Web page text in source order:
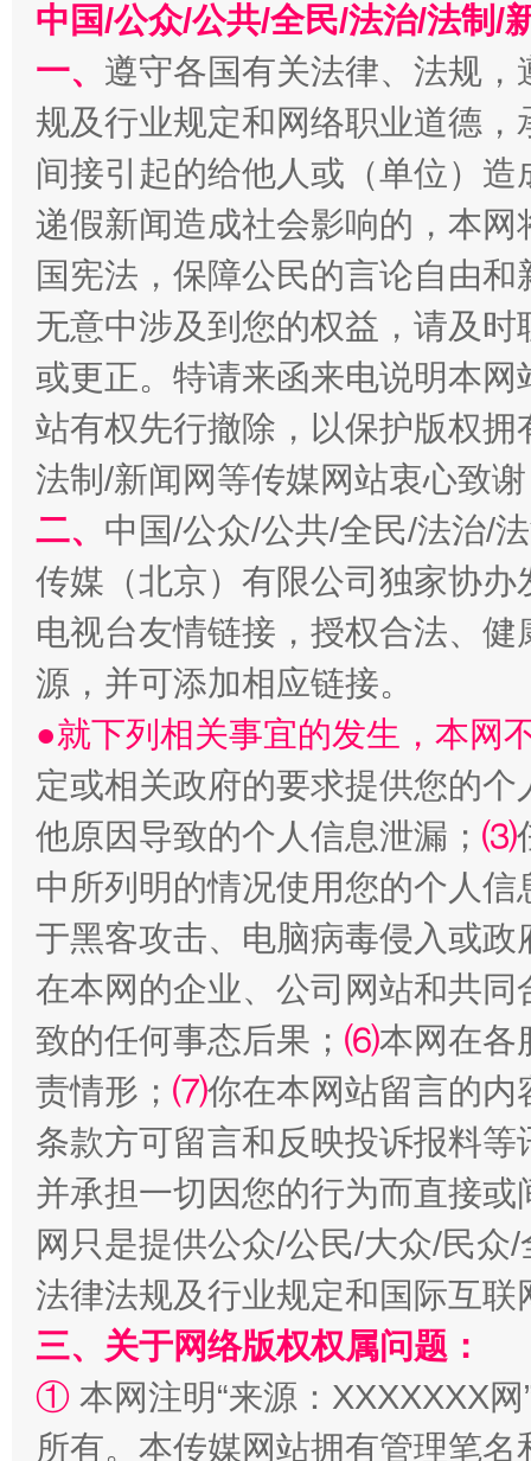
在谋一域中谋全局
今
习近平的博鳌关键词
“刷贴”乱象丛生
生
解纷+调解+退费，一次搞定
中国/公众/公共/全民/法治/法制/
一、 遵守各国有关法律、法规
规及行业规定和网络职业道德
间接引起的给他人或（单位）
递假新闻造成社会影响的，本
国宪法，保障公民的言论自由
无意中涉及到您的权益，请及
或更正。特请来函来电说明本
站有权先行撤除，以保护版权
法制/新闻网等传媒网站衷心致
二、 中国/公众/公共/全民/法治/
传媒（北京）有限公司独家协
电视台友情链接，授权合法、
源，并可添加相应链接。
●就下列相关事宜的发生，本网
定或相关政府的要求提供您的个
他原因导致的个人信息泄漏； ⑶
中所列明的情况使用您的个人
于黑客攻击、电脑病毒侵入或
在本网的企业、公司网站和共
致的任何事态后果； ⑹本网在各
责情形； ⑺你在本网站留言的内
条款方可留言和反映投诉报料
并承担一切因您的行为而直接
网只是提供公众/公民/大众/民
法律法规及行业规定和国际互
三、关于网络版权权属问题：
① 本网注明“来源：XXXXXXX
所有。本传媒网站拥有管理笔